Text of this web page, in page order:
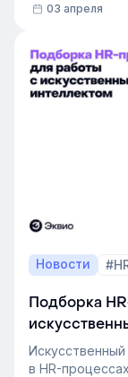
это
пользу он
03 апреля
Новости
Подборка
Искусственный
в HR-